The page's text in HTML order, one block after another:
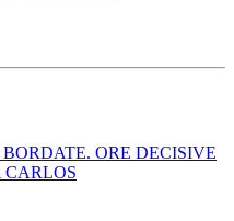
ORE DECISIVE
CARLOS